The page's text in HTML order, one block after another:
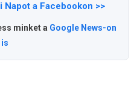
Napot a Facebookon >>
minket a Google News-on
is